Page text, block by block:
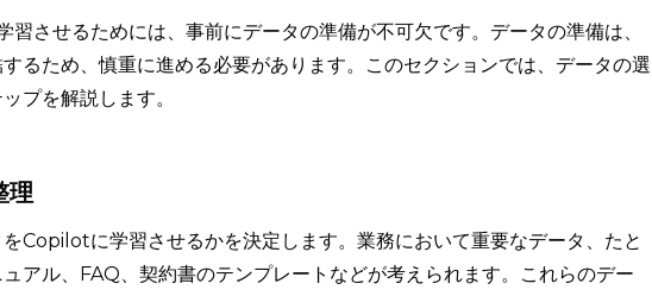
させるためには、事前にデータの準備が不可欠です。データの準備は、
るため、慎重に進める必要があります。このセクションでは、データの選
プを解説します。
理
Copilotに学習させるかを決定します。業務において重要なデータ、たと
アル、FAQ、契約書のテンプレートなどが考えられます。これらのデー